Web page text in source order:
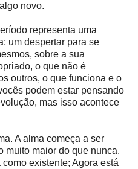
novo.
representa uma
um despertar para se
sobre a sua
o que não é
outros, o que funciona e o
podem estar pensando
mas isso acontece
A alma começa a ser
muito maior do que nunca.
existente; Agora está